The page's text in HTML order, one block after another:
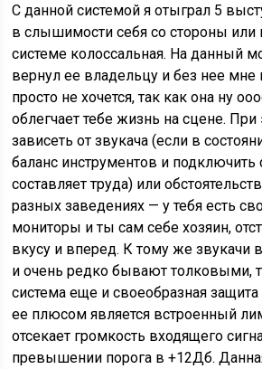
С данной системой я отыграл 5
в слышимости себя со стороны или
системе колоссальная. На данный
вернул ее владельцу и без нее мне
просто не хочется, так как она ну
облегчает тебе жизнь на сцене.
зависеть от звукача (если в
баланс инструментов и подключить
составляет труда) или
разных заведениях — у тебя есть
мониторы и ты сам себе хозяин,
вкусу и вперед. К тому же звукачи
и очень редко бывают толковыми,
система еще и своеобразная
ее плюсом является встроенный
отсекает громкость входящего
превышении порога в +12Дб.